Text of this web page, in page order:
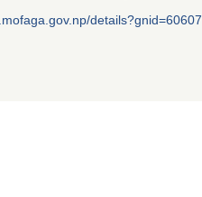
details?gnid=60607